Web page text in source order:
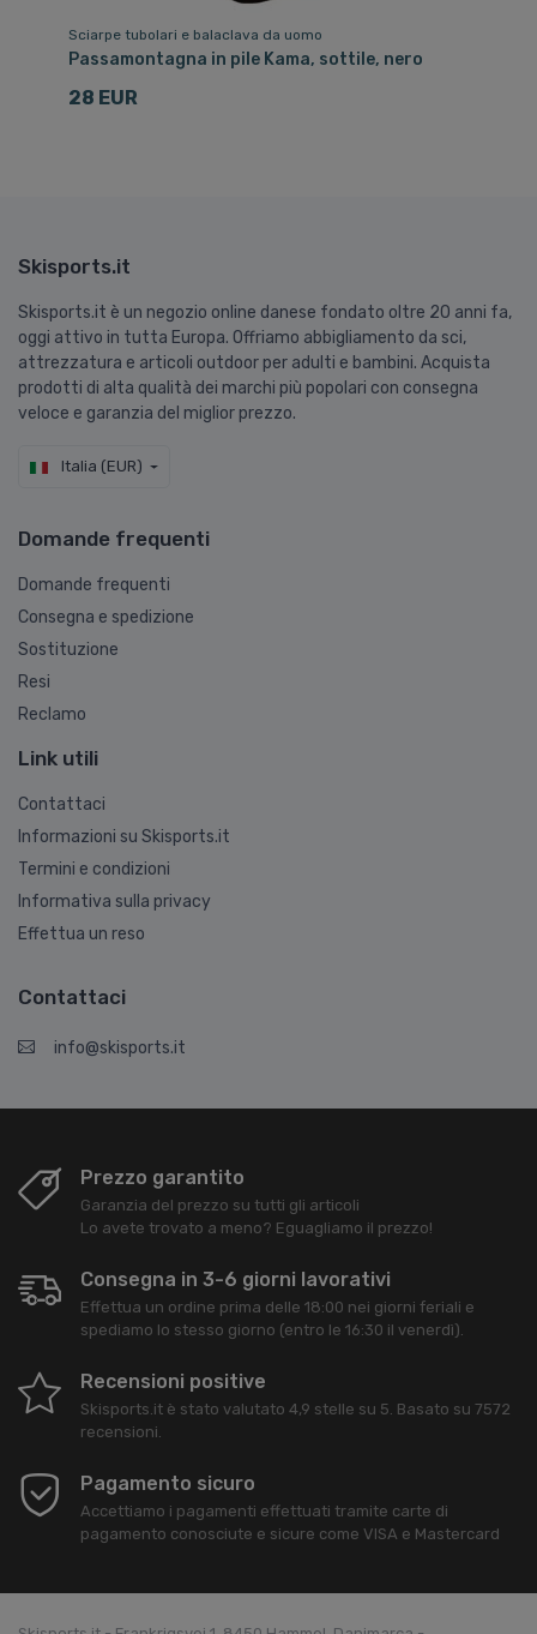
Sciarpe tubolari e balaclava da uomo
Passamontagna in pile Kama, sottile, nero
28 EUR
Skisports.it
Skisports.it è un negozio online danese fondato oltre 20 anni fa,
oggi attivo in tutta Europa. Offriamo abbigliamento da sci,
attrezzatura e articoli outdoor per adulti e bambini. Acquista
prodotti di alta qualità dei marchi più popolari con consegna
veloce e garanzia del miglior prezzo.
Italia (EUR)
Domande frequenti
Domande frequenti
Consegna e spedizione
Sostituzione
Resi
Reclamo
Link utili
Contattaci
Informazioni su Skisports.it
Termini e condizioni
Informativa sulla privacy
Effettua un reso
Contattaci
info@skisports.it
Prezzo garantito
Garanzia del prezzo su tutti gli articoli
Lo avete trovato a meno? Eguagliamo il prezzo!
Consegna in 3-6 giorni lavorativi
Effettua un ordine prima delle 18:00 nei giorni feriali e
spediamo lo stesso giorno (entro le 16:30 il venerdì).
Recensioni positive
Skisports.it è stato valutato 4,9 stelle su 5. Basato su 7572
recensioni.
Pagamento sicuro
Accettiamo i pagamenti effettuati tramite carte di
pagamento conosciute e sicure come VISA e Mastercard